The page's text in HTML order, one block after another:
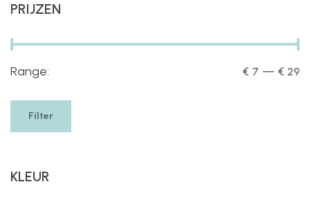
PRIJZEN
Range: € 7 — € 29
Filter
KLEUR